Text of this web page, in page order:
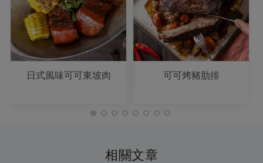
日式風味可可東坡肉 可可烤豬肋排
相關文章